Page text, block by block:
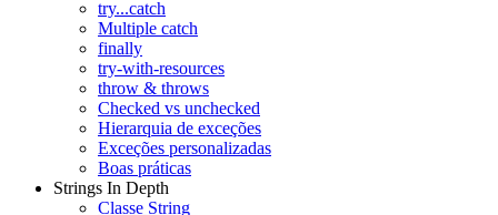
try...catch
Multiple catch
finally
try-with-resources
throw & throws
Checked vs unchecked
Hierarquia de exceções
Exceções personalizadas
Boas práticas
Strings In Depth
Classe String